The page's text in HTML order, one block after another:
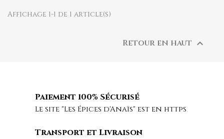
Affichage 1-1 de 1 article(s)
Retour en haut 
Paiement 100% Sécurisé
Le site "Les Épices d'Anaïs" est en https
Transport et Livraison